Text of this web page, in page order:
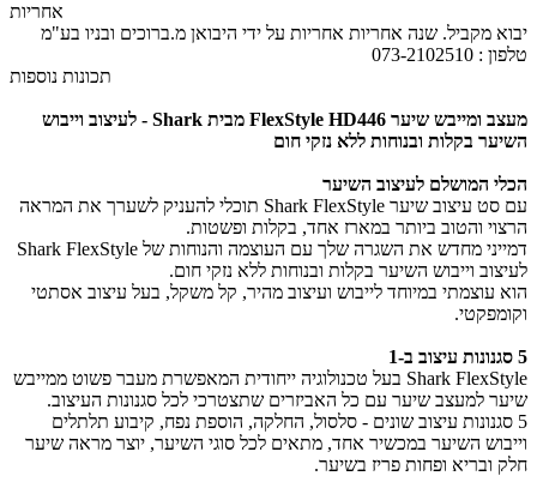
אחריות
יבוא מקביל. ​שנה אחריות אחריות על ידי היבואן מ.ברוכים ובניו בע"מ
טלפון : 073-2102510
תכונות נוספות
מעצב ומייבש שיער FlexStyle HD446 מבית Shark - לעיצוב וייבוש
השיער בקלות ובנוחות ללא נזקי חום
הכלי המושלם לעיצוב השיער
עם סט עיצוב שיער Shark FlexStyle תוכלי להעניק לשערך את המראה
הרצוי והטוב ביותר במארז אחד, בקלות ופשטות.
דמייני מחדש את השגרה שלך עם העוצמה והנוחות של Shark FlexStyle
לעיצוב וייבוש השיער בקלות ובנוחות ללא נזקי חום.
הוא עוצמתי במיוחד לייבוש ועיצוב מהיר, קל משקל, בעל עיצוב אסתטי
וקומפקטי.
5 סגנונות עיצוב ב-1
Shark FlexStyle בעל טכנולוגיה ייחודית המאפשרת מעבר פשוט ממייבש
שיער למעצב שיער עם כל האביזרים שתצטרכי לכל סגנונות העיצוב.
5 סגנונות עיצוב שונים - סלסול, החלקה, הוספת נפח, קיבוע תלתלים
וייבוש השיער במכשיר אחד, מתאים לכל סוגי השיער, יוצר מראה שיער
חלק ובריא ופחות פריז בשיער.